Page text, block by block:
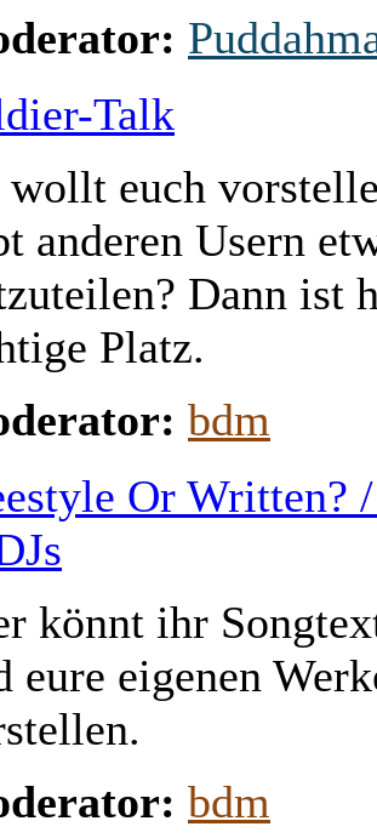
Talk
euch
anderen Usern
Dann ist
Platz.
bdm
Or Written?
könnt ihr
eure eigenen
bdm